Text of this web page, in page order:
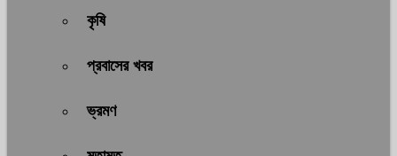
কৃষি
প্রবাসের খবর
ভ্রমণ